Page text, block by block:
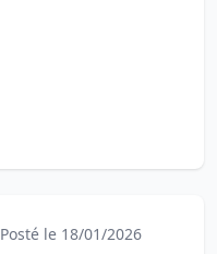
Posté le 18/01/2026